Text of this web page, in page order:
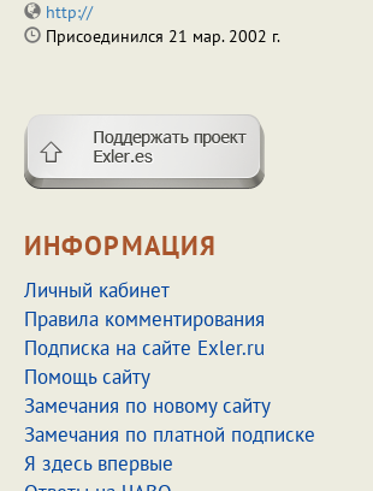
http://
Присоединился 21 мар. 2002 г.
ИНФОРМАЦИЯ
Личный кабинет
Правила комментирования
Подписка на сайте Exler.ru
Помощь сайту
Замечания по новому сайту
Замечания по платной подписке
Я здесь впервые